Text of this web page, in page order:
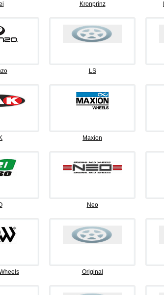
Kronprinz
LS
Maxion
Neo
Original